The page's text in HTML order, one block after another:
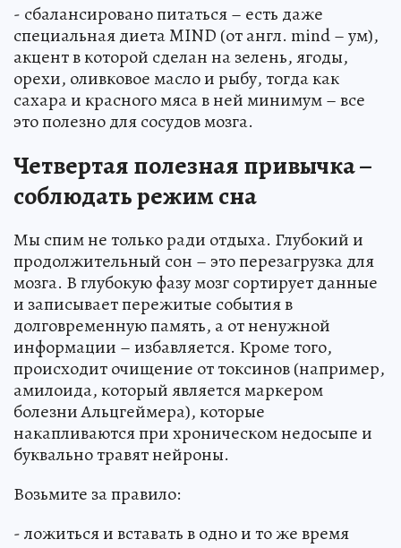
- сбалансировано питаться – есть даже
специальная диета MIND (от англ. mind – ум),
акцент в которой сделан на зелень, ягоды,
орехи, оливковое масло и рыбу, тогда как
сахара и красного мяса в ней минимум – все
это полезно для сосудов мозга.
Четвертая полезная привычка –
соблюдать режим сна
Мы спим не только ради отдыха. Глубокий и
продолжительный сон – это перезагрузка для
мозга. В глубокую фазу мозг сортирует данные
и записывает пережитые события в
долговременную память, а от ненужной
информации – избавляется. Кроме того,
происходит очищение от токсинов (например,
амилоида, который является маркером
болезни Альцгеймера), которые
накапливаются при хроническом недосыпе и
буквально травят нейроны.
Возьмите за правило:
- ложиться и вставать в одно и то же время